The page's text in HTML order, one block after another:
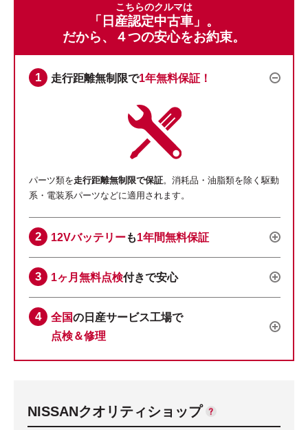
こちらのクルマは
「日産認定中古車」。
だから、４つの安心をお約束。
走行距離無制限で1年無料保証！
パーツ類を走行距離無制限で保証。消耗品・油脂類を除く駆動
系・電装系パーツなどに適用されます。
12Vバッテリーも1年間無料保証
1ヶ月無料点検付きで安心
全国の日産サービス工場で
点検＆修理
NISSANクオリティショップ